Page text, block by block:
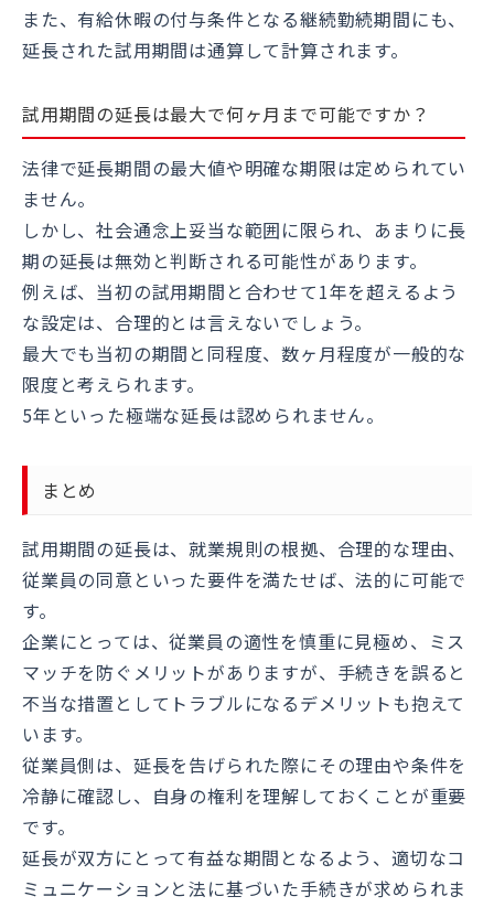
また、有給休暇の付与条件となる継続勤続期間にも、
延長された試用期間は通算して計算されます。
試用期間の延長は最大で何ヶ月まで可能ですか？
法律で延長期間の最大値や明確な期限は定められてい
ません。
しかし、社会通念上妥当な範囲に限られ、あまりに長
期の延長は無効と判断される可能性があります。
例えば、当初の試用期間と合わせて1年を超えるよう
な設定は、合理的とは言えないでしょう。
最大でも当初の期間と同程度、数ヶ月程度が一般的な
限度と考えられます。
5年といった極端な延長は認められません。
まとめ
試用期間の延長は、就業規則の根拠、合理的な理由、
従業員の同意といった要件を満たせば、法的に可能で
す。
企業にとっては、従業員の適性を慎重に見極め、ミス
マッチを防ぐメリットがありますが、手続きを誤ると
不当な措置としてトラブルになるデメリットも抱えて
います。
従業員側は、延長を告げられた際にその理由や条件を
冷静に確認し、自身の権利を理解しておくことが重要
です。
延長が双方にとって有益な期間となるよう、適切なコ
ミュニケーションと法に基づいた手続きが求められま